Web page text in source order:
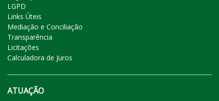
LGPD
Links Úteis
Mediação e Conciliação
Transparência
Licitações
Calculadora de Juros
ATUAÇÃO